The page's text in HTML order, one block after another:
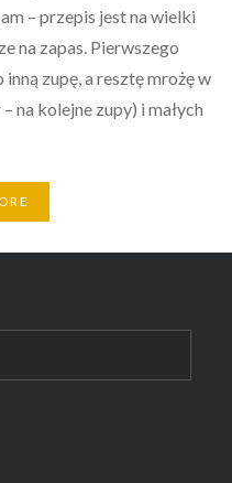
– przepis jest na wielki
na zapas. Pierwszego
zupę, a resztę mrożę w
na kolejne zupy) i małych